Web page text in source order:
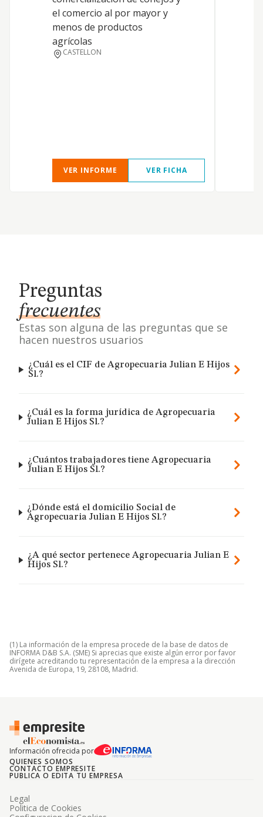
el comercio al por mayor y
menos de productos
agrícolas
CASTELLON
VER INFORME VER FICHA
Preguntas
frecuentes
Estas son alguna de las preguntas que se
hacen nuestros usuarios
¿Cuál es el CIF de Agropecuaria Julian E Hijos
Sl.?
¿Cuál es la forma jurídica de Agropecuaria
Julian E Hijos Sl.?
¿Cuántos trabajadores tiene Agropecuaria
Julian E Hijos Sl.?
¿Dónde está el domicilio Social de
Agropecuaria Julian E Hijos Sl.?
¿A qué sector pertenece Agropecuaria Julian E
Hijos Sl.?
(1) La información de la empresa procede de la base de datos de
INFORMA D&B S.A. (SME) Si aprecias que existe algún error por favor
dirígete acreditando tu representación de la empresa a la dirección
Avenida de Europa, 19, 28108, Madrid.
Información ofrecida por
QUIENES SOMOS
CONTACTO EMPRESITE
PUBLICA O EDITA TU EMPRESA
Legal
Politica de Cookies